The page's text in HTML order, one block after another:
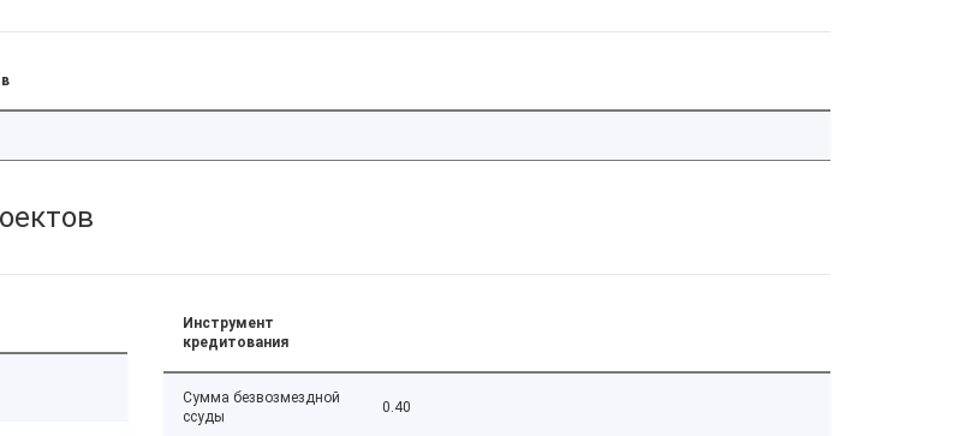
Инструмент
кредитования
Сумма безвозмездной
ссуды
0.40